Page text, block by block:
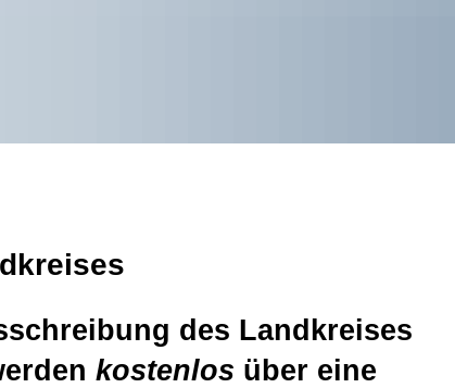
des Landkreises
kostenlos über eine